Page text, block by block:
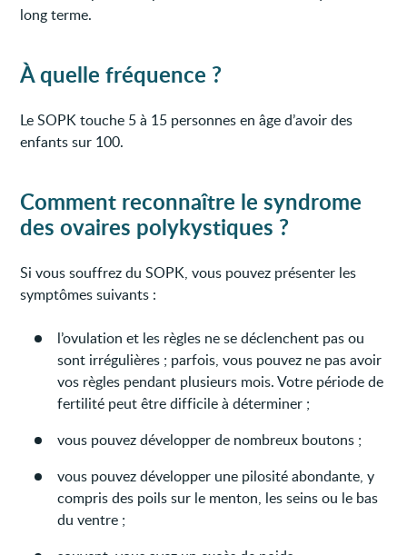
long terme.
À quelle fréquence ?
Le SOPK touche 5 à 15 personnes en âge d’avoir des
enfants sur 100.
Comment reconnaître le syndrome
des ovaires polykystiques ?
Si vous souffrez du SOPK, vous pouvez présenter les
symptômes suivants :
l’ovulation et les règles ne se déclenchent pas ou
sont irrégulières ; parfois, vous pouvez ne pas avoir
vos règles pendant plusieurs mois. Votre période de
fertilité peut être difficile à déterminer ;
vous pouvez développer de nombreux boutons ;
vous pouvez développer une pilosité abondante, y
compris des poils sur le menton, les seins ou le bas
du ventre ;